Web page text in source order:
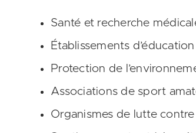
Santé et recherche
Établissements
Protection de
Associations de sport
Organismes de lutte